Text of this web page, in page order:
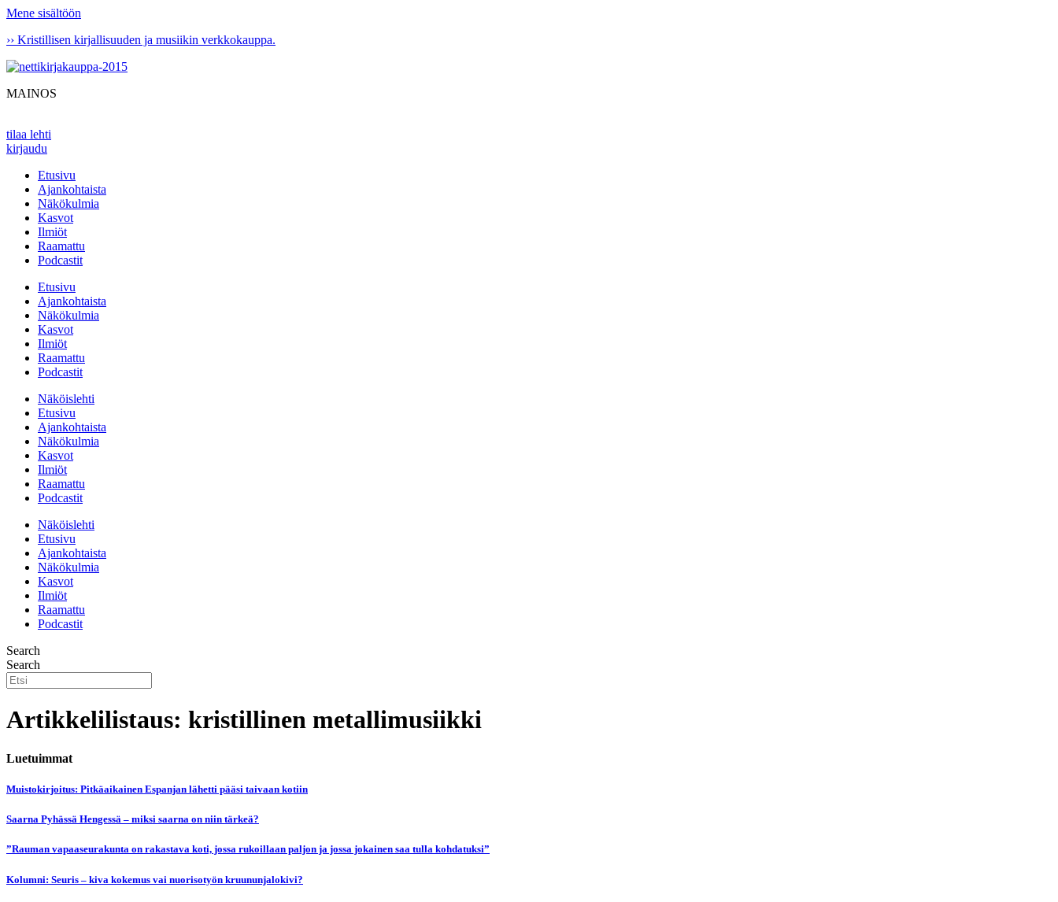
Mene sisältöön
›› Kristillisen kirjallisuuden ja musiikin verkkokauppa.
MAINOS
tilaa lehti
kirjaudu
Etusivu
Ajankohtaista
Näkökulmia
Kasvot
Ilmiöt
Raamattu
Podcastit
Etusivu
Ajankohtaista
Näkökulmia
Kasvot
Ilmiöt
Raamattu
Podcastit
Näköislehti
Etusivu
Ajankohtaista
Näkökulmia
Kasvot
Ilmiöt
Raamattu
Podcastit
Näköislehti
Etusivu
Ajankohtaista
Näkökulmia
Kasvot
Ilmiöt
Raamattu
Podcastit
Search
Search
Artikkelilistaus: kristillinen metallimusiikki
Luetuimmat
Muistokirjoitus: Pitkäaikainen Espanjan lähetti pääsi taivaan kotiin
Saarna Pyhässä Hengessä – miksi saarna on niin tärkeä?
”Rauman vapaaseurakunta on rakastava koti, jossa rukoillaan paljon ja jossa jokainen saa tulla kohdatuksi”
Kolumni: Seuris – kiva kokemus vai nuorisotyön kruununjalokivi?